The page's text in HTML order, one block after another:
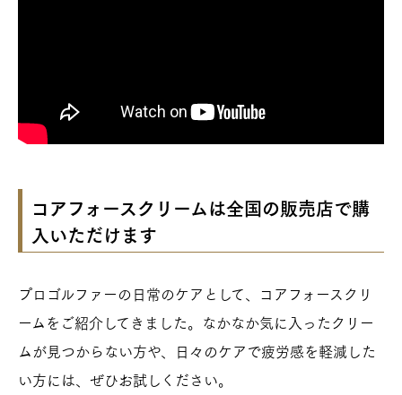
コアフォースクリームは全国の販売店で購
入いただけます
プロゴルファーの日常のケアとして、コアフォースクリ
ームをご紹介してきました。なかなか気に入ったクリー
ムが見つからない方や、日々のケアで疲労感を軽減した
い方には、ぜひお試しください。